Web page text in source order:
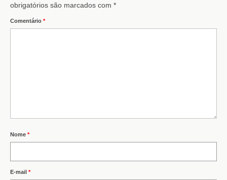
obrigatórios são marcados com *
Comentário *
Nome *
E-mail *